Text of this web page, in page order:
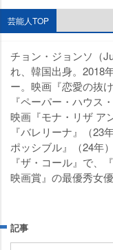
芸能人TOP
チョン・ジョンソ（
れ、韓国出身。2018
ー。映画『恋愛の抜
『ペーパー・ハウス
映画『モナ・リザ ア
『バレリーナ』（23
ポッシブル』（24年
『ザ・コール』で、
映画賞』の最優秀女優
記事